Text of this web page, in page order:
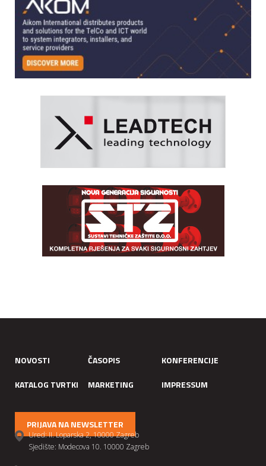
NOVOSTI ČASOPIS
KONFERENCIJE
KATALOG TVRTKI
MARKETING IMPRESSUM
PRIJAVA NA NEWSLETTER
Ured: II. Loparska 2, 10000 Zagreb
Sjedište: Modecova 10. 10000 Zagreb